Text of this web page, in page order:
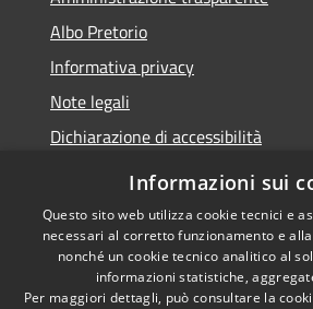
Albo Pretorio
Informativa privacy
Note legali
Dichiarazione di accessibilità
RSS
Accessibilità
Privacy
Informazioni sui
Questo sito web utilizza cookie tecnici e
necessari al corretto funzionamento e
nonché un cookie tecnico analitico al
informazioni statistiche,
Per maggiori dettagli, può consultare la